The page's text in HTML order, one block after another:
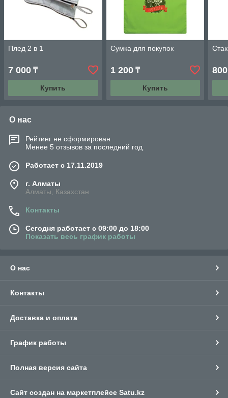
Плед 2 в 1
7 000 ₸
Купить
Сумка для покупок
1 200₸
Купить
800
О нас
Рейтинг не сформирован
Менее 5 отзывов за последний год
Работает с 17.11.2019
г. Алматы
Алматы, Казахстан
Контакты
Сегодня работает с 09:00 до 18:00
Показать весь график работы
О нас
Контакты
Доставка и оплата
График работы
Полная версия сайта
Сайт создан на маркетплейсе Satu.kz